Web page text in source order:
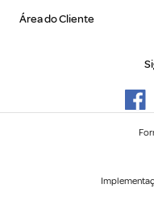
Área do Cliente